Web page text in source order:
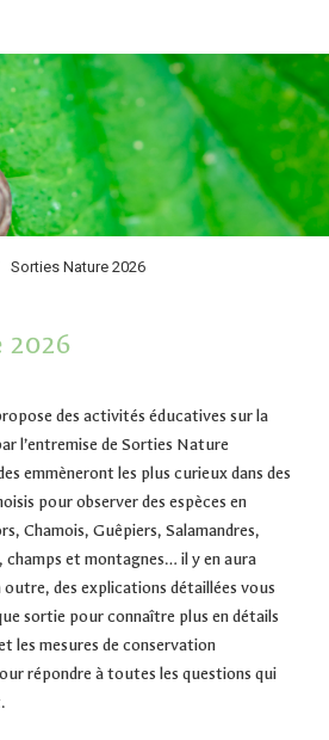
Sorties Nature 2026
2026
des activités éducatives sur la
l’entremise de Sorties Nature
emmèneront les plus curieux dans des
pour observer des espèces en
Chamois, Guêpiers, Salamandres,
champs et montagnes… il y en aura
des explications détaillées vous
sortie pour connaître plus en détails
les mesures de conservation
répondre à toutes les questions qui